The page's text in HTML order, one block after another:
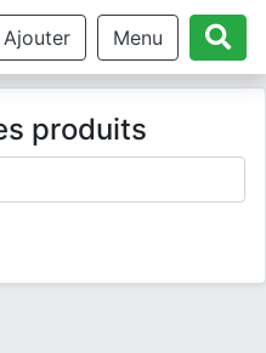
Ajouter Menu
produits